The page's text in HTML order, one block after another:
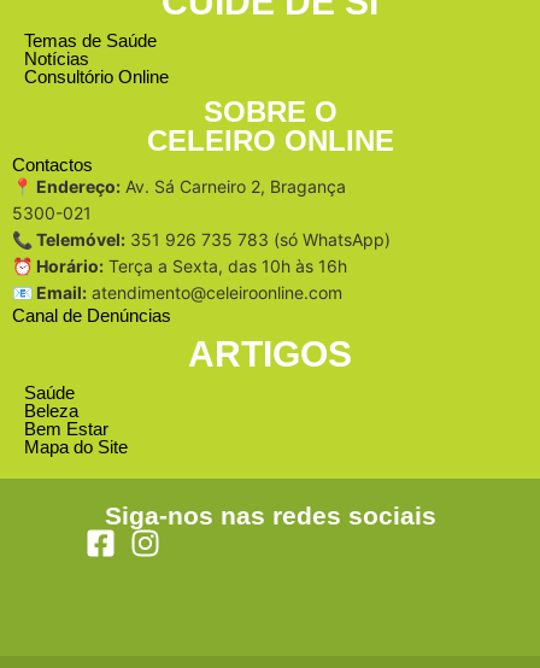
Temas de Saúde
Notícias
Consultório Online
SOBRE O
CELEIRO ONLINE
Contactos
📍 Endereço: Av. Sá Carneiro 2, Bragança
5300-021
📞 Telemóvel: 351 926 735 783 (só WhatsApp)
⏰ Horário: Terça a Sexta, das 10h às 16h
📧 Email: atendimento@celeiroonline.com
Canal de Denúncias
ARTIGOS
Saúde
Beleza
Bem Estar
Mapa do Site
Siga-nos nas redes sociais